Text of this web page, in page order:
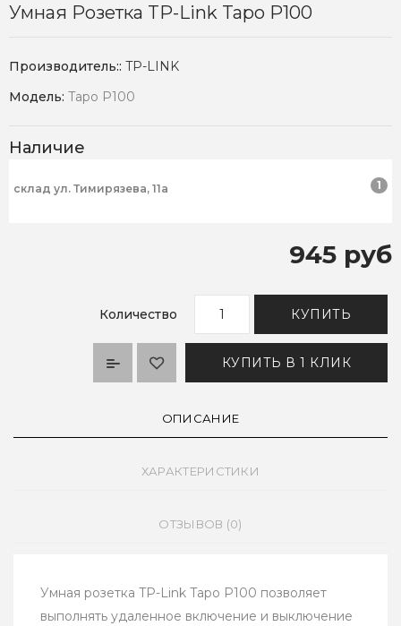
Умная Розетка TP-Link Tapo P100
Производитель:: TP-LINK
Модель: Tapo P100
Наличие
склад ул. Тимирязева, 11а 1
945 руб
Количество КУПИТЬ
КУПИТЬ В 1 КЛИК
ОПИСАНИЕ
ХАРАКТЕРИСТИКИ
ОТЗЫВОВ (0)
Умная розетка TP-Link Tapo P100 позволяет
выполнять удаленное включение и выключение